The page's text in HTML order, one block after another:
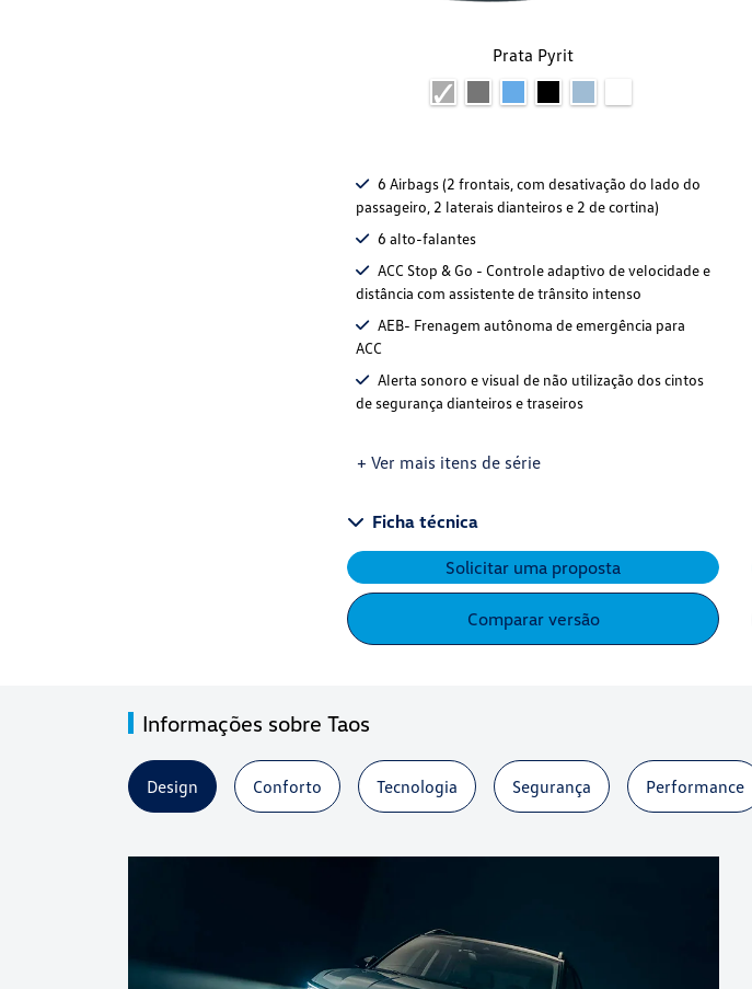
Prata Pyrit
6 Airbags (2 frontais, com desativação do lado do
passageiro, 2 laterais dianteiros e 2 de cortina)
6 alto-falantes
ACC Stop & Go - Controle adaptivo de velocidade e
distância com assistente de trânsito intenso
AEB- Frenagem autônoma de emergência para
ACC
Alerta sonoro e visual de não utilização dos cintos
de segurança dianteiros e traseiros
+ Ver mais itens de série
Ficha técnica
Solicitar uma proposta
Comparar versão
Informações sobre Taos
Design Conforto Tecnologia Segurança Performance